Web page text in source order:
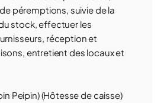
péremptions, suivie de la
stock, effectuer les
réception et
entretient des locaux et
Peipin) (Hôtesse de caisse)